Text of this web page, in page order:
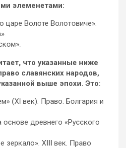
элеменетами:
царе Волоте Волотовиче».
что указанные ниже
славянских народов,
выше эпохи. Это:
(XI век). Право. Болгария и
древнего «Русского
XIII век. Право